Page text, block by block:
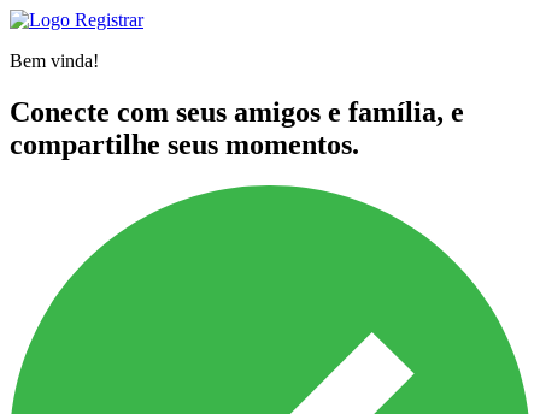
Registrar
Bem vinda!
Conecte com seus amigos e família, e
compartilhe seus momentos.